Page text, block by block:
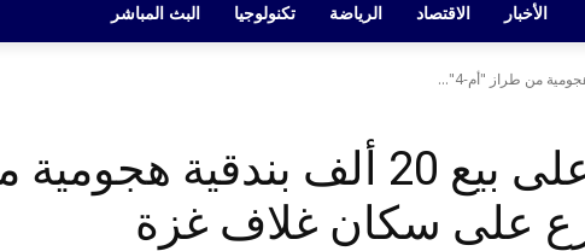
الأخبار الاقتصاد الرياضة تكنولوجيا البث المباشر
على سكان غلاف غزة